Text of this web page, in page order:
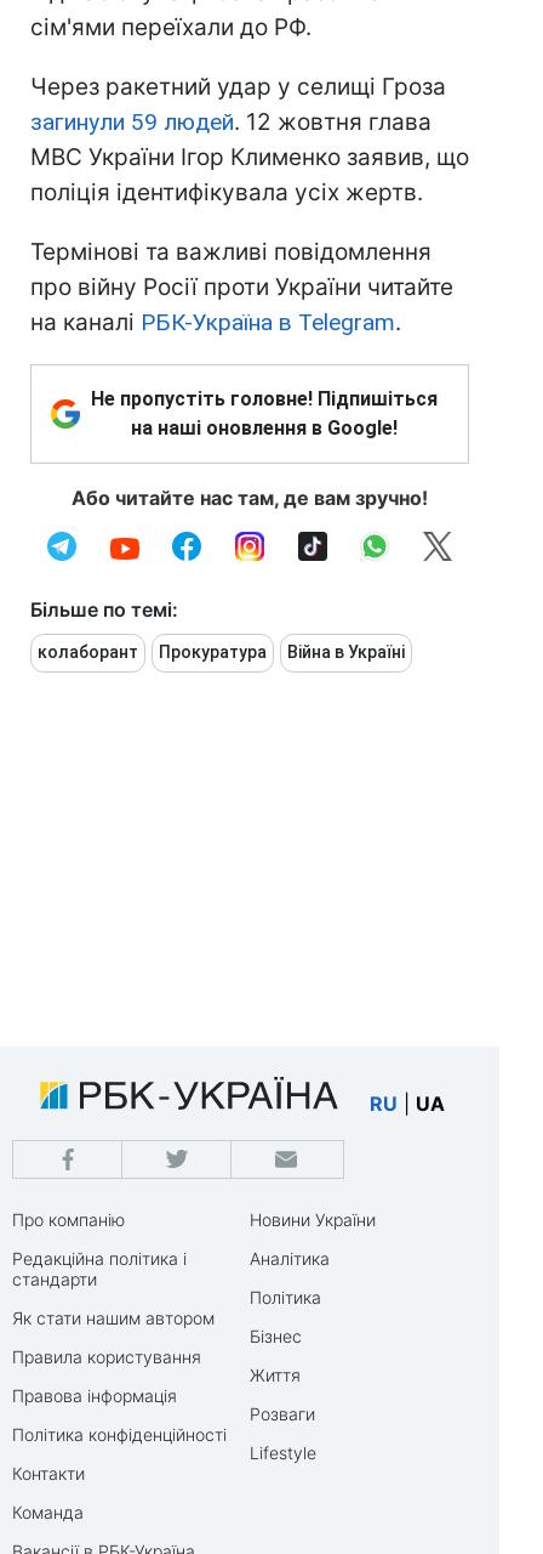
сім'ями переїхали до РФ.
Через ракетний удар у селищі Гроза
загинули 59 людей. 12 жовтня глава
МВС України Ігор Клименко заявив, що
поліція ідентифікувала усіх жертв.
Термінові та важливі повідомлення
про війну Росії проти України читайте
на каналі РБК-Україна в Telegram.
Не пропустіть головне! Підпишіться
на наші оновлення в Google!
Або читайте нас там, де вам зручно!
Більше по темі:
колаборант Прокуратура Війна в Україні
RU UA
Про компанію
Редакційна політика і
стандарти
Як стати нашим автором
Правила користування
Правова інформація
Політика конфіденційності
Контакти
Команда
Новини України
Аналітика
Політика
Бізнес
Життя
Розваги
Lifestyle